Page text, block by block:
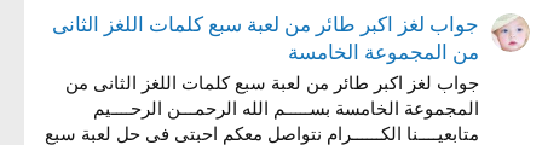
جواب لغز اكبر طائر من لعبة سبع كلمات اللغز الثانى
من المجموعة الخامسة
جواب لغز اكبر طائر من لعبة سبع كلمات اللغز الثانى من
المجموعة الخامسة بســـــم الله الرحمـــن الرحــــيم
متابعيــــنا الكــــــرام نتواصل معكم احبتى فى حل لعبة سبع